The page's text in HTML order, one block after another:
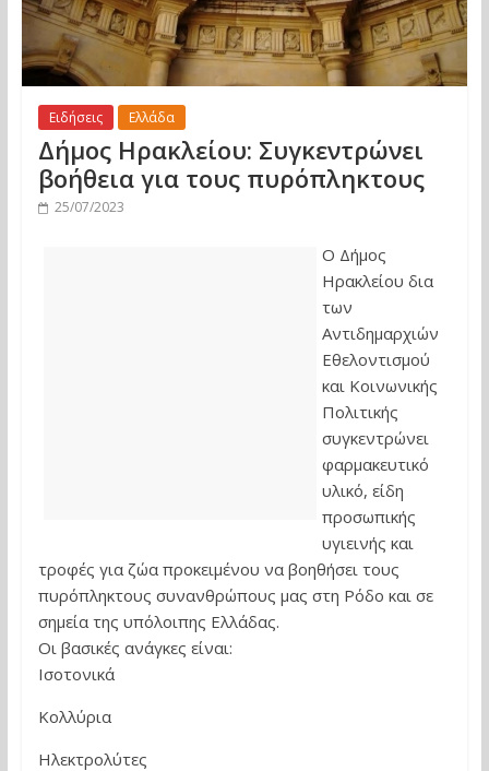
Ειδήσεις Ελλάδα
Δήμος Ηρακλείου: Συγκεντρώνει
βοήθεια για τους πυρόπληκτους
25/07/2023
Ο Δήμος
Ηρακλείου δια
των
Αντιδημαρχιών
Εθελοντισμού
και Κοινωνικής
Πολιτικής
συγκεντρώνει
φαρμακευτικό
υλικό, είδη
προσωπικής
υγιεινής και
τροφές για ζώα προκειμένου να βοηθήσει τους
πυρόπληκτους συνανθρώπους μας στη Ρόδο και σε
σημεία της υπόλοιπης Ελλάδας.
Οι βασικές ανάγκες είναι:
Ισοτονικά
Κολλύρια
Ηλεκτρολύτες